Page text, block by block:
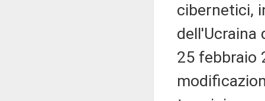
cibernetici,
dell'Ucraina
25 febbraio